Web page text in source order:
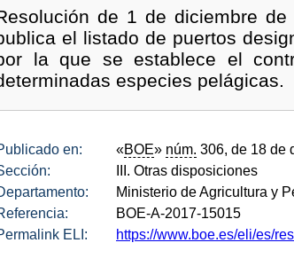
de 1 de diciembre
el listado de puertos
la que se establece el
especies pelágicas.
en: «BOE» núm. 306, de 18 de
III. Otras disposiciones
Ministerio de Agricultura y
BOE-A-2017-15015
ELI:
https://www.boe.es/eli/es/